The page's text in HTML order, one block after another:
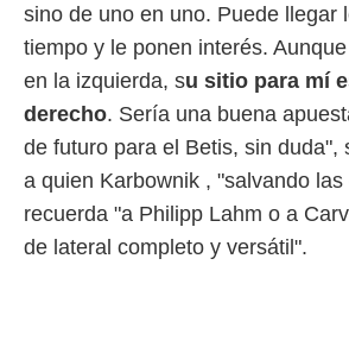
sino de uno en uno. Puede llegar
tiempo y le ponen interés.
en la izquierda, su sitio para mí
derecho. Sería una buena
de futuro para el Betis, sin duda",
a quien Karbownik , "salvando
recuerda "a Philipp Lahm o a
de lateral completo y versátil".